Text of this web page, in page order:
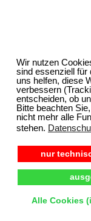
Wir nutzen
sind essenziell für
uns helfen, diese
verbessern
entscheiden, ob
Bitte beachten
nicht mehr alle
stehen.
nur
Alle Cookies